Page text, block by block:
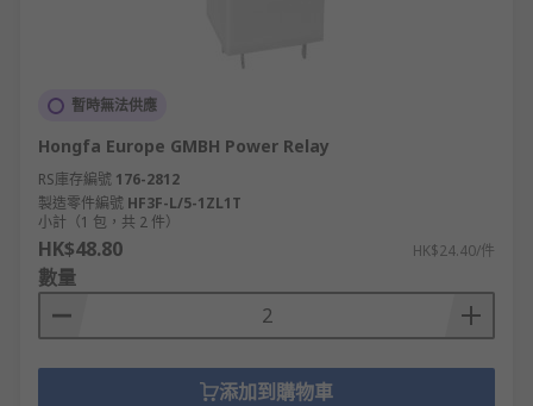
暫時無法供應
Hongfa Europe GMBH Power Relay
RS庫存編號 176-2812
製造零件編號 HF3F-L/5-1ZL1T
小計（1 包，共 2 件）
HK$48.80 HK$24.40/件
數量
添加到購物車